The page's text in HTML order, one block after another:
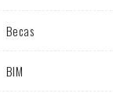
Becas
BIM